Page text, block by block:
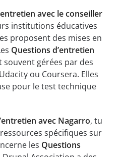
avec le conseiller
institutions éducatives
proposent des mises en
Questions d’entretien
souvent gérées par des
ou Coursera. Elles
pour le test technique
avec Nagarro, tu
spécifiques sur
les Questions